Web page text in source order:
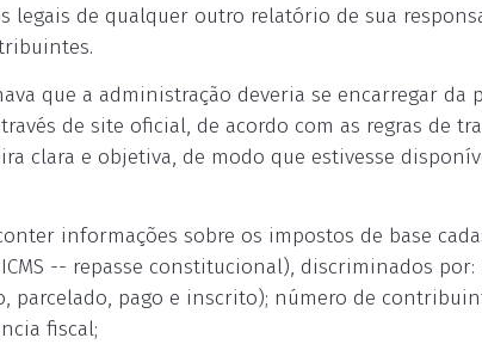
legais de qualquer outro relatório de sua
que a administração deveria se encarregar da
de site oficial, de acordo com as regras de
clara e objetiva, de modo que estivesse
informações sobre os impostos de base
-- repasse constitucional), discriminados
parcelado, pago e inscrito); número de
fiscal;